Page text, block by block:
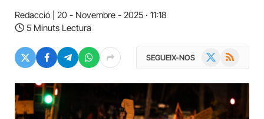
Redacció
20 - Novembre - 2025 · 11:18
5 Minuts Lectura
SEGUEIX-NOS RSS